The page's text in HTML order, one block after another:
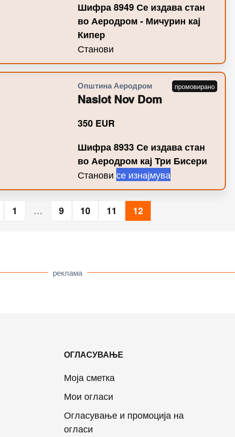
Шифра 8949 Се издава стан
во Аеродром - Мичурин кај
Кипер
Станови
Општина Аеродром
Nasiot Nov Dom
350 EUR
Шифра 8933 Се издава стан
во Аеродром кај Три Бисери
Станови се изнајмува
1 … 9 10 11 12
реклама
ОГЛАСУВАЊЕ
Моја сметка
Мои огласи
Огласување и промоција на
огласи